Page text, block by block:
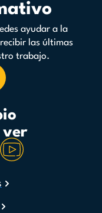
ayudar a la
las últimas
trabajo.
ver